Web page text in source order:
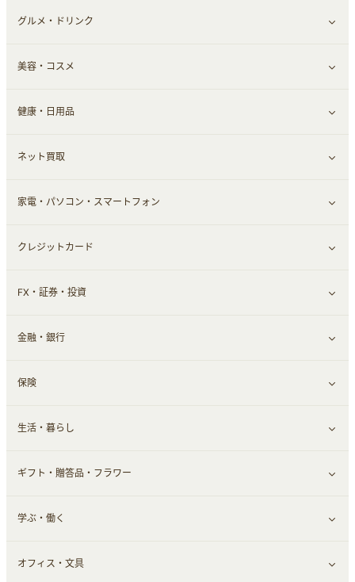
総合通販
すべて見る
ファッション
インナー・下着
スーツ・フォーマル
グルメ・ドリンク
すべて見る
グルメ
お酒
食材宅配
ウォーターサーバー
美容・コスメ
すべて見る
ヘアケア
エステ・サロン
メンズ美容
健康・日用品
すべて見る
スポーツ・フィットネス
日用品・薬局・からだ
ネット買取
すべて見る
ネット買取
家電・パソコン・スマートフォン
すべて見る
家電・パソコン・ソフトウェア
通信・レンタルサーバー
スマホ・携帯電話・SIM
定額制有料コンテンツ
クレジットカード
すべて見る
クレジットカード
FX・証券・投資
すべて見る
証券
仮想通貨
その他投資
金融・銀行
銀行・ネット銀行
キャッシング・ローン
その他金融
保険
すべて見る
保険相談・面談
生活・暮らし
すべて見る
住まい・暮らし
不動産
ギフト・贈答品・フラワー
すべて見る
ギフト・贈答品
学ぶ・働く
すべて見る
オフィス・文具